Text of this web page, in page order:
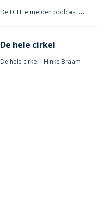
De ECHTe meiden podcast voor Opvoeders
De hele cirkel
De hele cirkel - Hinke Braam